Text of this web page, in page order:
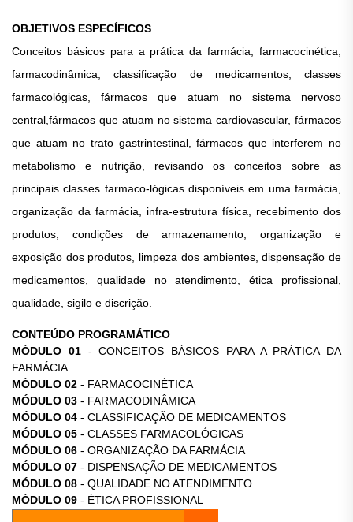
OBJETIVOS ESPECÍFICOS
Conceitos básicos para a prática da farmácia, farmacocinética,
farmacodinâmica, classificação de medicamentos, classes
farmacológicas, fármacos que atuam no sistema nervoso
central,fármacos que atuam no sistema cardiovascular, fármacos
que atuam no trato gastrintestinal, fármacos que interferem no
metabolismo e nutrição, revisando os conceitos sobre as
principais classes farmaco-lógicas disponíveis em uma farmácia,
organização da farmácia, infra-estrutura física, recebimento dos
produtos, condições de armazenamento, organização e
exposição dos produtos, limpeza dos ambientes, dispensação de
medicamentos, qualidade no atendimento, ética profissional,
qualidade, sigilo e discrição.
CONTEÚDO PROGRAMÁTICO
MÓDULO 01- CONCEITOS BÁSICOS PARA A PRÁTICA DA
FARMÁCIA
MÓDULO 02 - FARMACOCINÉTICA
MÓDULO 03 - FARMACODINÂMICA
MÓDULO 04 - CLASSIFICAÇÃO DE MEDICAMENTOS
MÓDULO 05 - CLASSES FARMACOLÓGICAS
MÓDULO 06 - ORGANIZAÇÃO DA FARMÁCIA
MÓDULO 07 - DISPENSAÇÃO DE MEDICAMENTOS
MÓDULO 08 - QUALIDADE NO ATENDIMENTO
MÓDULO 09 - ÉTICA PROFISSIONAL